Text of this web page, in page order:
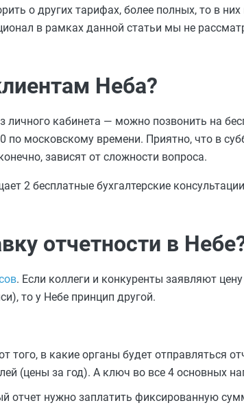
о других тарифах, более полных, то в
в рамках данной статьи мы не
Неба?
личного кабинета — можно позвонить на
московскому времени. Приятно, что в
зависят от сложности вопроса.
2 бесплатные бухгалтерские
отчетности в
. Если коллеги и конкуренты заявляют
то у Небе принцип другой.
в какие органы будет отправляться
(цены за год). А ключ во все 4 основных
нужно заплатить фиксированную